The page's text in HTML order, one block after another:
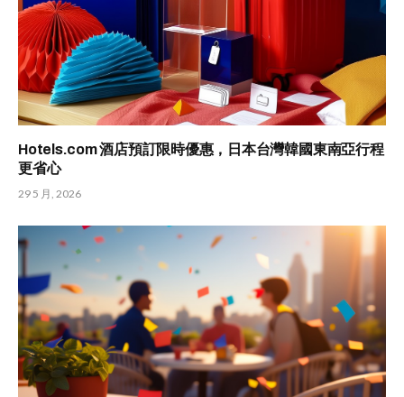
Hotels.com 酒店預訂限時優惠，日本台灣韓國東南亞行程
更省心
29 5 月, 2026